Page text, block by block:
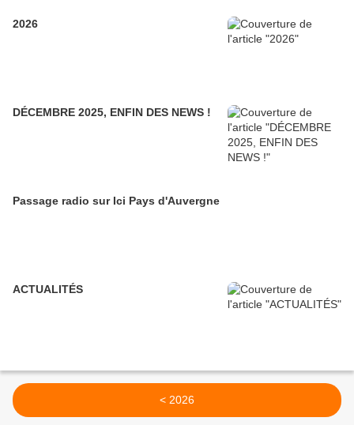
2026
DÉCEMBRE 2025, ENFIN DES NEWS !
Passage radio sur Ici Pays d'Auvergne
ACTUALITÉS
< 2026